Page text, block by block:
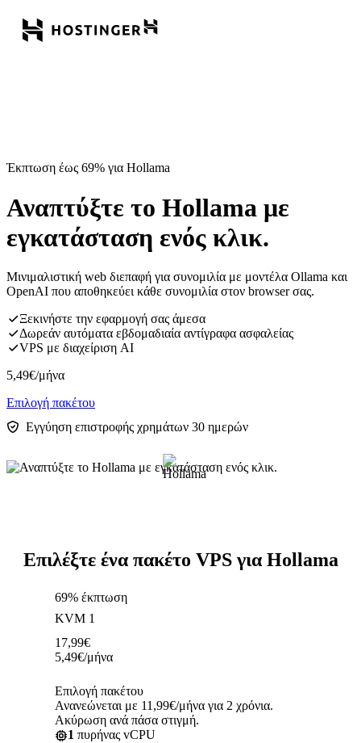
Έκπτωση έως 69% για Hollama
Αναπτύξτε το Hollama με
εγκατάσταση ενός κλικ.
Μινιμαλιστική web διεπαφή για συνομιλία με μοντέλα Ollama και
OpenAI που αποθηκεύει κάθε συνομιλία στον browser σας.
Ξεκινήστε την εφαρμογή σας άμεσα
Δωρεάν αυτόματα εβδομαδιαία αντίγραφα ασφαλείας
VPS με διαχείριση AI
5,49€/μήνα
Επιλογή πακέτου
Εγγύηση επιστροφής χρημάτων 30 ημερών
Επιλέξτε ένα πακέτο VPS για Hollama
69% έκπτωση
KVM 1
17,99€
5,49€/μήνα
Επιλογή πακέτου
Ανανεώνεται με 11,99€/μήνα για 2 χρόνια.
Ακύρωση ανά πάσα στιγμή.
1 πυρήνας vCPU